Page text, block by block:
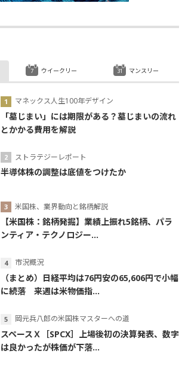
マネックス人生100年デザイン
「墓じまい」には期限がある？墓じまいの流れ
とかかる費用を解説
ストラテジーレポート
半導体株の調整は底値をつけたか
米国株、業界動向と銘柄解説
【米国株：銘柄発掘】業績上振れ5銘柄、パラ
ンティア・テクノロジー...
市況概況
（まとめ）日経平均は76円安の65,606円で小幅
に続落 来週は米物価指...
岡元兵八郎の米国株マスターへの道
スペースＸ［SPCX］上場後初の決算発表、数字
は良かったが株価が下落...
ウイークリー マンスリー